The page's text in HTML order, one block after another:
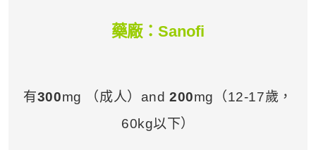
藥廠：Sanofi
有300mg （成人）and200mg（12-17歲，
60kg以下）